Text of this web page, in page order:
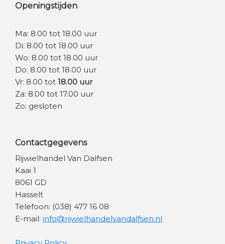
Openingstijden
Ma: 8.00 tot 18.00 uur
Di: 8.00 tot 18.00 uur
Wo: 8.00 tot 18.00 uur
Do: 8.00 tot 18.00 uur
Vr: 8.00 tot 18.00 uur
Za: 8.00 tot 17.00 uur
Zo: gesloten
Contactgegevens
Rijwielhandel Van Dalfsen
Kaai 1
8061 GD
Hasselt
Telefoon: (038) 477 16 08
E-mail: info@rijwielhandelvandalfsen.nl